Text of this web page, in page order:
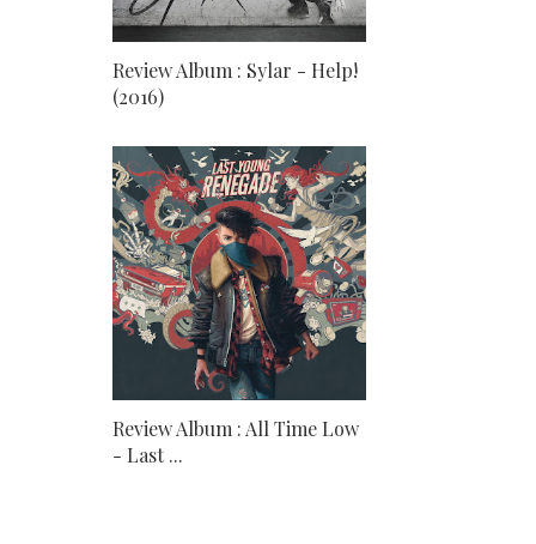
Review Album : Sylar - Help!
(2016)
Review Album : All Time Low
- Last ...